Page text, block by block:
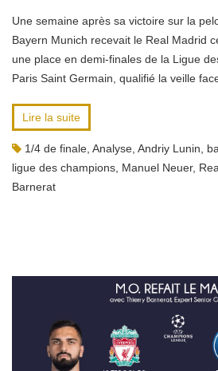
Une semaine après sa victoire sur la
Bayern Munich recevait le Real Madrid
une place en demi-finales de la Ligue
Paris Saint Germain, qualifié la veille
Lire la suite
1/4 de finale Analyse Andriy Lunin
ligue des champions Manuel Neuer,
Barnerat